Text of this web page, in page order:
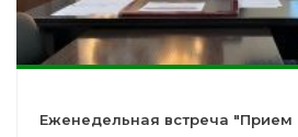
Еженедельная встреча "Прием